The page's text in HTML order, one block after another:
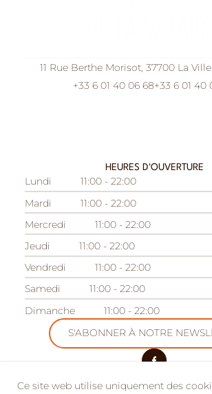
11 Rue Berthe Morisot, 37700 La
+33 6 01 40 06 68+33 6 01 40
HEURES D'OUVERTURE
Lundi
11:00 - 22:00
Mardi
11:00 - 22:00
Mercredi
11:00 - 22:00
Jeudi
11:00 - 22:00
Vendredi
11:00 - 22:00
Samedi
11:00 - 22:00
Dimanche
11:00 - 22:00
S'ABONNER À NOTRE
Ce site web utilise uniquement des